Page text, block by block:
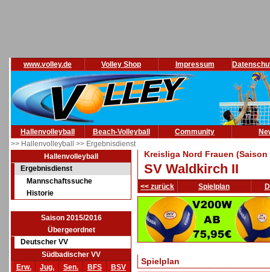
www.volley.de Volley Shop Impressum
Hallenvolleyball Beach-Volleyball Community
>> Hallenvolleyball >> Ergebnisdienst
Hallenvolleyball
Ergebnisdienst
Mannschaftssuche
Historie
Saison 2015/2016
Übergeordnet
Deutscher VV
Südbadischer VV
Erw.
Jug. Sen. BFS
BSV
Kreisliga Nord Frauen (Saison
SV Waldkirch II
<< zurück Spielplan
Spielplan